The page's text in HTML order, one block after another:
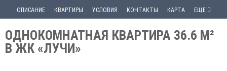
ОПИСАНИЕ КВАРТИРЫ УСЛОВИЯ КОНТАКТЫ КАРТА ЕЩЕ
ОДНОКОМНАТНАЯ КВАРТИРА 36.6 М²
В ЖК «ЛУЧИ»